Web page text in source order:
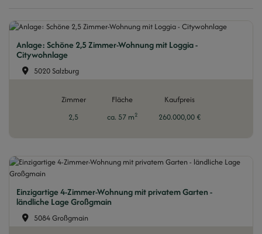
Anlage: Schöne 2,5 Zimmer-Wohnung mit Loggia -
Citywohnlage
5020 Salzburg
Zimmer
2,5
Fläche
ca. 57 m2
Kaufpreis
260.000,00 €
Einzigartige 4-Zimmer-Wohnung mit privatem Garten -
ländliche Lage Großgmain
5084 Großgmain